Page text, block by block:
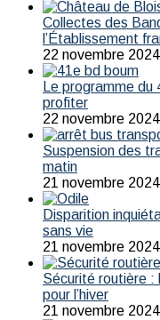
Collectes des
l’Établissement
22 novembre 2024
Le programme
profiter
22 novembre 2024
Suspension des
matin
21 novembre 2024
Disparition
sans vie
21 novembre 2024
Sécurité routière :
pour l’hiver
21 novembre 2024